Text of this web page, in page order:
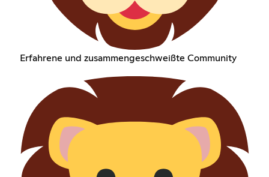
Erfahrene und zusammengeschweißte Community